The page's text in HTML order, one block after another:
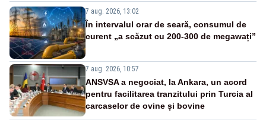
7 aug. 2026, 13:02
În intervalul orar de seară, consumul de
curent „a scăzut cu 200-300 de megawați”
7 aug. 2026, 10:57
ANSVSA a negociat, la Ankara, un acord
pentru facilitarea tranzitului prin Turcia al
carcaselor de ovine și bovine